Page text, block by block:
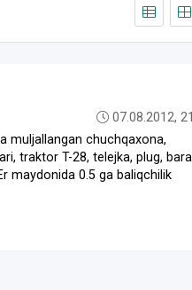
07.08.2012,
muljallangan chuchqaxona,
traktor T-28, telejka, plug,
maydonida 0.5 ga baliqchilik